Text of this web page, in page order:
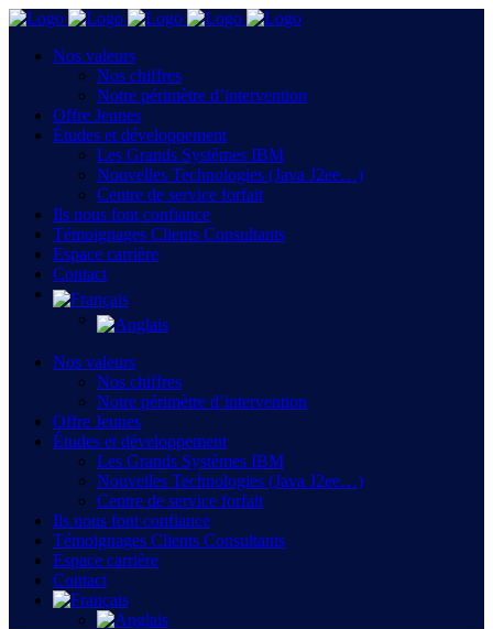
Nos valeurs
Nos chiffres
Notre périmètre d’intervention
Offre Jeunes
Études et développement
Les Grands Systèmes IBM
Nouvelles Technologies (Java J2ee…)
Centre de service forfait
Ils nous font confiance
Témoignages Clients Consultants
Espace carrière
Contact
Nos valeurs
Nos chiffres
Notre périmètre d’intervention
Offre Jeunes
Études et développement
Les Grands Systèmes IBM
Nouvelles Technologies (Java J2ee…)
Centre de service forfait
Ils nous font confiance
Témoignages Clients Consultants
Espace carrière
Contact